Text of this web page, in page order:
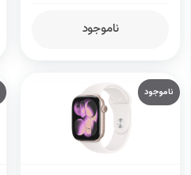
ناموجود
ناموجود